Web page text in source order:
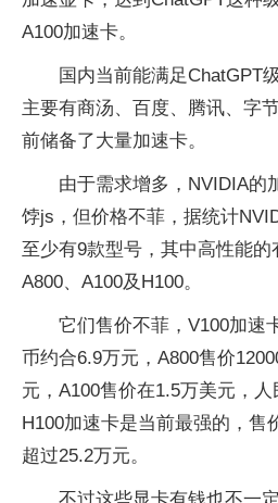
A100加速卡。
国内当前能满足ChatGPT
主要有商汤、百度、腾讯、字
前储备了大量加速卡。
由于需求增多，NVIDIA的
饽js，但价格不菲，据统计
至少有9款型号，其中高性能的
A800、A100及H100。
它们售价不菲，V100加速
币约合6.9万元，A800售价
元，A100售价在1.5万美元，人
H100加速卡是当前最强的，售
超过25.2万元。